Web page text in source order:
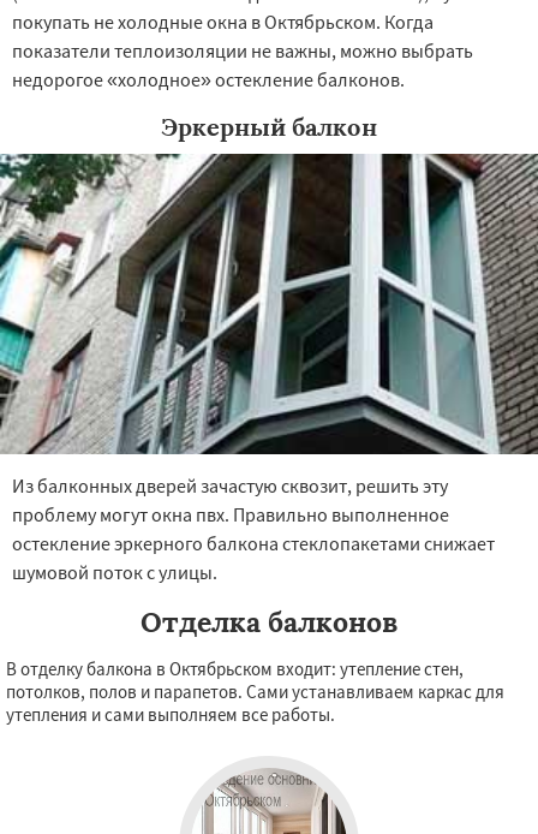
покупать не холодные окна в Октябрьском. Когда
показатели теплоизоляции не важны, можно выбрать
недорогое «холодное» остекление балконов.
Эркерный балкон
Из балконных дверей зачастую сквозит, решить эту
проблему могут окна пвх. Правильно выполненное
остекление эркерного балкона стеклопакетами снижает
шумовой поток с улицы.
Отделка балконов
В отделку балкона в Октябрьском входит: утепление стен,
потолков, полов и парапетов. Сами устанавливаем каркас для
утепления и сами выполняем все работы.